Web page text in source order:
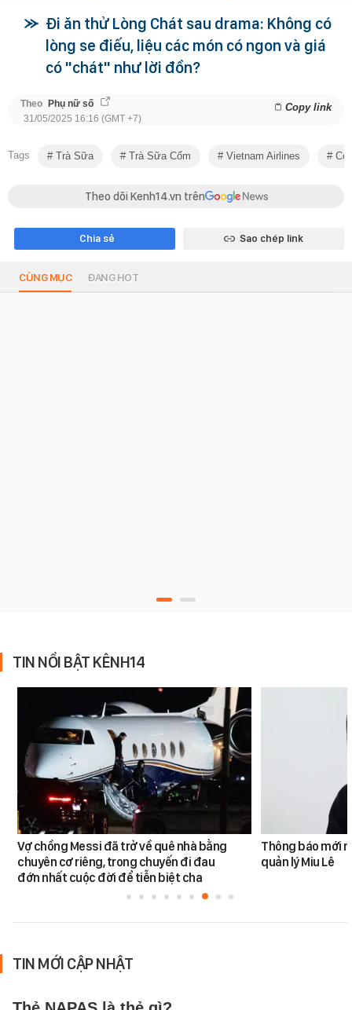
Đi ăn thử Lòng Chát sau drama: Không có
lòng se điếu, liệu các món có ngon và giá
có "chát" như lời đồn?
Theo Phụ nữ số Copy link
31/05/2025 16:16 (GMT +7)
Tags Trà Sữa Trà Sữa Cốm Vietnam Airlines Có
Theo dõi Kenh14.vn trên
Chia sẻ Sao chép link
CÙNG MỤC ĐANG HOT
TIN NỔI BẬT KÊNH14
Vợ chồng Messi đã trở về quê nhà bằng
chuyên cơ riêng, trong chuyến đi đau
đớn nhất cuộc đời để tiễn biệt cha
Thông báo mới
quản lý Miu Lê
TIN MỚI CẬP NHẬT